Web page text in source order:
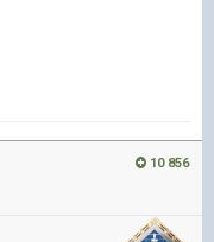
10 856